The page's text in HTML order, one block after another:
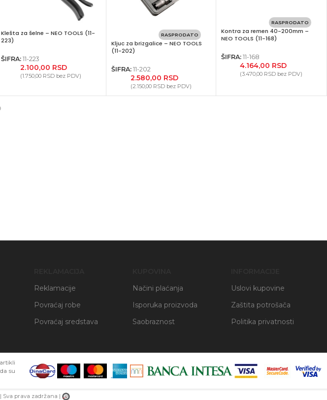
Klešta za šelne – NEO TOOLS (11-
223)
ŠIFRA: 11-223
2.100,00 RSD
(1.750,00 RSD bez PDV)
RASPRODATO
Kljuc za brizgalice – NEO TOOLS
(11-202)
ŠIFRA: 11-202
2.580,00 RSD
(2.150,00 RSDbez PDV)
RASPRODATO
Kontra za remen 40-200mm –
NEO TOOLS (11-168)
ŠIFRA:11-168
4.164,00 RSD
(3.470,00 RSD bez PDV)
Reklamacije
Povraćaj robe
Povraćaj sredstava
Načini plaćanja
Isporuka proizvoda
Saobraznost
Uslovi kupovine
Zaštita potrošača
Politika privatnosti
su
| Sva prava zadržana |